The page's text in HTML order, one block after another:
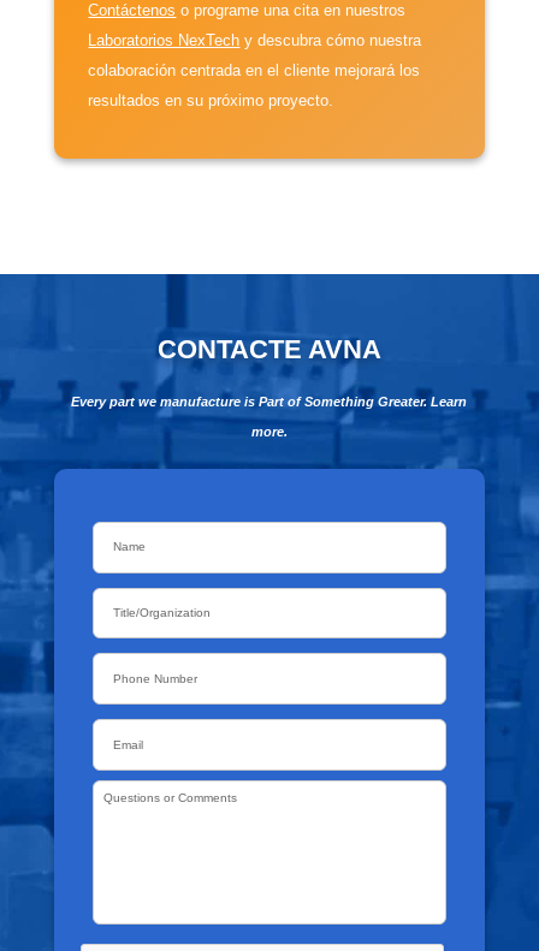
Contáctenos o programe una cita en nuestros
Laboratorios NexTech y descubra cómo nuestra
colaboración centrada en el cliente mejorará los
resultados en su próximo proyecto.
CONTACTE AVNA
Every part we manufacture is Part of Something Greater. Learn
more.
Name
Title/Organization
Phone
Email
Questions
or
CAPTCHA